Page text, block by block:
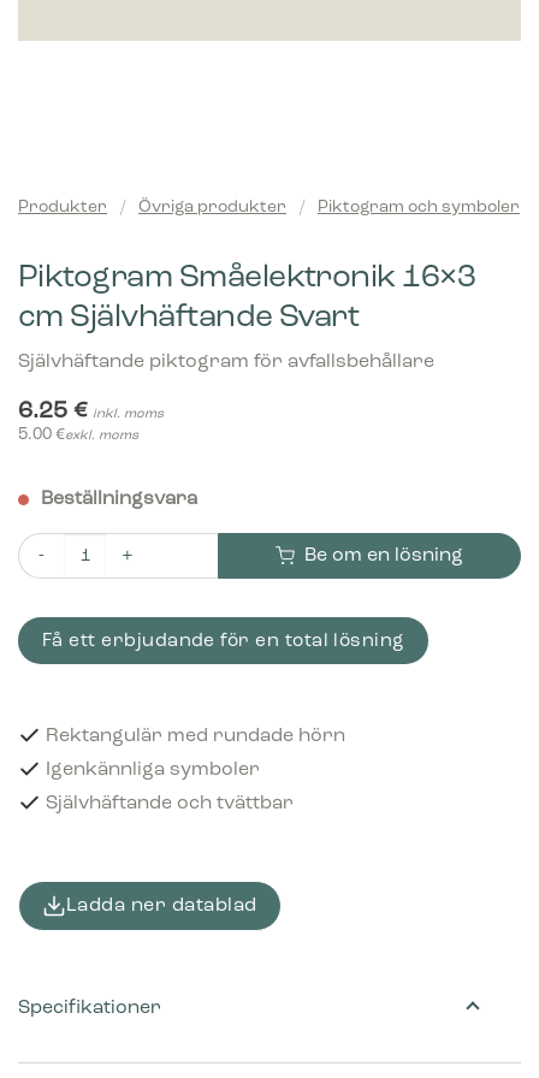
Produkter / Övriga produkter / Piktogram och symboler
Piktogram Småelektronik 16×3
cm Självhäftande Svart
Självhäftande piktogram för avfallsbehållare
6.25 € inkl. moms
5.00 €exkl. moms
Beställningsvara
Piktogram Småelektronik 16x3 cm Självhäftande Svart mängd
Be om en lösning
Få ett erbjudande för en total lösning
Rektangulär med rundade hörn
Igenkännliga symboler
Självhäftande och tvättbar
Ladda ner datablad
Specifikationer